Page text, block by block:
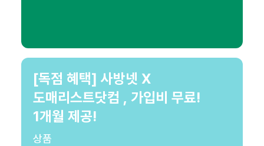
[독점 혜택] 사방넷 X
도매리스트닷컴 , 가입비 무료!
1개월 제공!
상품